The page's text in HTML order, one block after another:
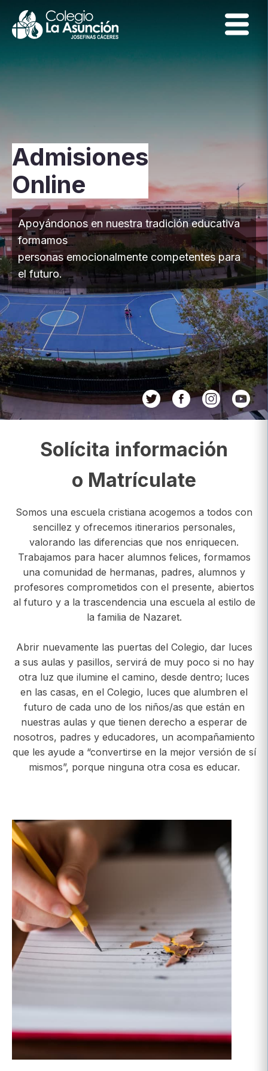
Admisiones
Online
Apoyándonos en nuestra tradición educativa
formamos
personas emocionalmente competentes para
el futuro.
Solícita información
o Matrículate
Somos una escuela cristiana acogemos a todos con
sencillez y ofrecemos itinerarios personales,
valorando las diferencias que nos enriquecen.
Trabajamos para hacer alumnos felices, formamos
una comunidad de hermanas, padres, alumnos y
profesores comprometidos con el presente, abiertos
al futuro y a la trascendencia una escuela al estilo de
la familia de Nazaret.
Abrir nuevamente las puertas del Colegio, dar luces
a sus aulas y pasillos, servirá de muy poco si no hay
otra luz que ilumine el camino, desde dentro; luces
en las casas, en el Colegio, luces que alumbren el
futuro de cada uno de los niños/as que están en
nuestras aulas y que tienen derecho a esperar de
nosotros, padres y educadores, un acompañamiento
que les ayude a “convertirse en la mejor versión de sí
mismos”, porque ninguna otra cosa es educar.